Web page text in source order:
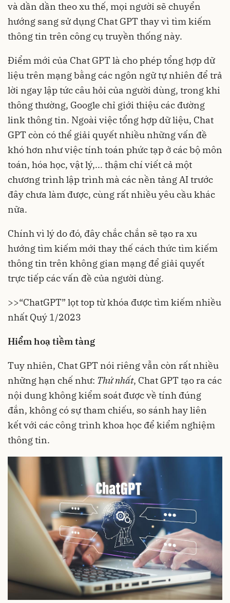
và dần dần theo xu thế, mọi người sẽ chuyển
hướng sang sử dụng Chat GPT thay vì tìm kiếm
thông tin trên công cụ truyền thống này.
Điểm mới của Chat GPT là cho phép tổng hợp dữ
liệu trên mạng bằng các ngôn ngữ tự nhiên để trả
lời ngay lập tức câu hỏi của người dùng, trong khi
thông thường, Google chỉ giới thiệu các đường
link thông tin. Ngoài việc tổng hợp dữ liệu, Chat
GPT còn có thể giải quyết nhiều những vấn đề
khó hơn như việc tính toán phức tạp ở các bộ môn
toán, hóa học, vật lý,... thậm chí viết cả một
chương trình lập trình mà các nền tảng AI trước
đây chưa làm được, cùng rất nhiều yêu cầu khác
nữa.
Chính vì lý do đó, đây chắc chắn sẽ tạo ra xu
hướng tìm kiếm mới thay thế cách thức tìm kiếm
thông tin trên không gian mạng để giải quyết
trực tiếp các vấn đề của người dùng.
>>“ChatGPT” lọt top từ khóa được tìm kiếm nhiều
nhất Quý 1/2023
Hiểm hoạ tiềm tàng
Tuy nhiên, Chat GPT nói riêng vẫn còn rất nhiều
những hạn chế như: Thứ nhất, Chat GPT tạo ra các
nội dung không kiểm soát được về tính đúng
đắn, không có sự tham chiếu, so sánh hay liên
kết với các công trình khoa học để kiểm nghiệm
thông tin.